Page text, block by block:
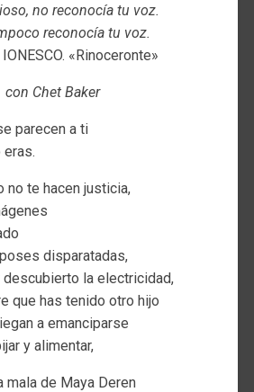
no reconocía tu voz.
reconocía tu voz.
IONESCO. «Rinoceronte»
con Chet Baker
parecen a ti
no te hacen justicia,
disparatadas,
descubierto la electricidad,
que has tenido otro hijo
a emanciparse
y alimentar,
mala de Maya Deren